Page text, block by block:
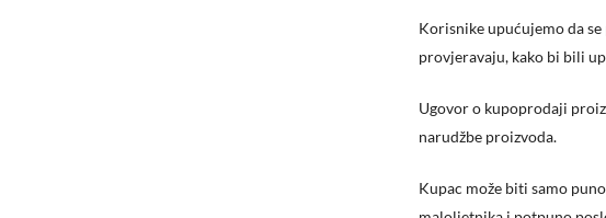
Korisnike upućujemo da
provjeravaju, kako bi bili
Ugovor o kupoprodaji
narudžbe proizvoda.
Kupac može biti samo